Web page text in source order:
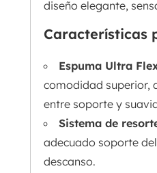
diseño elegante,
Características
Espuma Ultra
comodidad superior,
entre soporte y
Sistema de
adecuado soporte
descanso.